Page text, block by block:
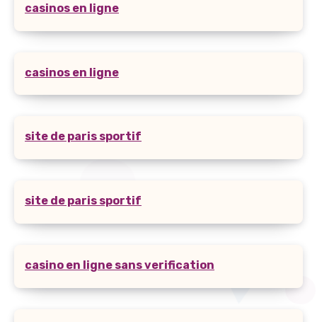
casinos en ligne
casinos en ligne
site de paris sportif
site de paris sportif
casino en ligne sans verification